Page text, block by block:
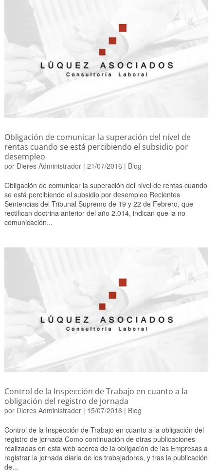
Obligación de comunicar la superación del nivel de
rentas cuando se está percibiendo el subsidio por
desempleo
por Dieres Administrador| 21/07/2016 | Blog
Obligación de comunicar la superación del nivel de rentas cuando
se está percibiendo el subsidio por desempleo Recientes
Sentencias del Tribunal Supremo de 19 y 22 de Febrero, que
rectifican doctrina anterior del año 2.014, indican que la no
comunicación...
Control de la Inspección de Trabajo en cuanto a la
obligación del registro de jornada
por Dieres Administrador| 15/07/2016 | Blog
Control de la Inspección de Trabajo en cuanto a la obligación del
registro de jornada Como continuación de otras publicaciones
realizadas en esta web acerca de la obligación de las Empresas a
registrar la jornada diaria de los trabajadores, y tras la publicación
de...